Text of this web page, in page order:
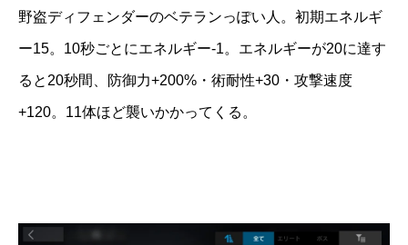
野盗ディフェンダーのベテランっぽい人。初期エネルギ
ー15。10秒ごとにエネルギー-1。エネルギーが20に達す
ると20秒間、防御力+200%・術耐性+30・攻撃速度
+120。11体ほど襲いかかってくる。